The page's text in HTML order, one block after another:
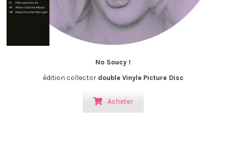
No Soucy !
édition collector double Vinyle Picture Disc
Acheter